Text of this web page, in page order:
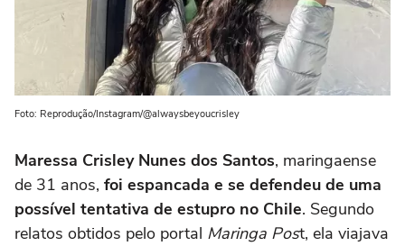
Foto: Reprodução/Instagram/@alwaysbeyoucrisley
Maressa Crisley Nunes dos Santos, maringaense
de 31 anos, foi espancada e se defendeu de uma
possível tentativa de estupro no Chile. Segundo
relatos obtidos pelo portal Maringa Post, ela viajava